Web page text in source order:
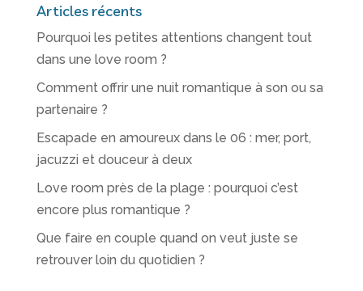
Articles récents
Pourquoi les petites attentions changent tout
dans une love room ?
Comment offrir une nuit romantique à son ou sa
partenaire ?
Escapade en amoureux dans le 06 : mer, port,
jacuzzi et douceur à deux
Love room près de la plage : pourquoi c’est
encore plus romantique ?
Que faire en couple quand on veut juste se
retrouver loin du quotidien ?